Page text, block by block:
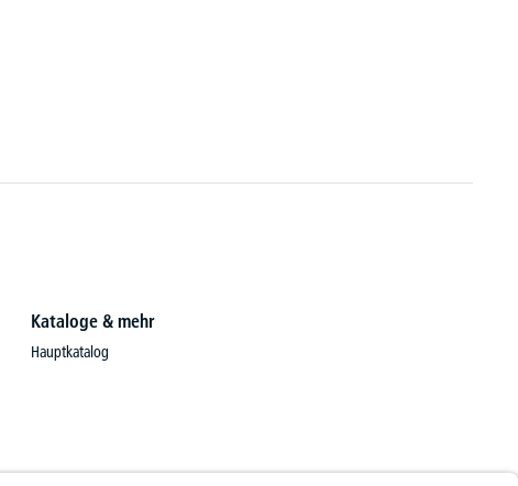
Kataloge & mehr
Hauptkatalog